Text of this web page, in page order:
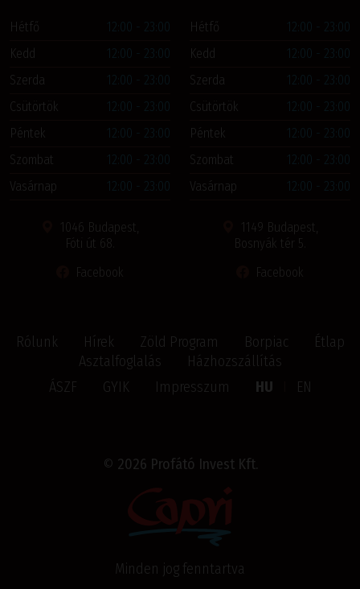
Hétfő
12:00 - 23:00
Kedd
12:00 - 23:00
Szerda
12:00 - 23:00
Csütörtök
12:00 - 23:00
Péntek
12:00 - 23:00
Szombat
12:00 - 23:00
Vasárnap
12:00 - 23:00
1046 Budapest,
Fóti út 68.
Facebook
Hétfő
12:00 - 23:00
Kedd
12:00 - 23:00
Szerda
12:00 - 23:00
Csütörtök
12:00 - 23:00
Péntek
12:00 - 23:00
Szombat
12:00 - 23:00
Vasárnap
12:00 - 23:00
1149 Budapest,
Bosnyák tér 5.
Facebook
Rólunk Hírek Zöld Program Borpiac
Étlap
Asztalfoglalás
Házhozszállítás
ÁSZF
GYIK Impresszum HU EN
© 2026 Profátó Invest Kft.
Minden jog fenntartva